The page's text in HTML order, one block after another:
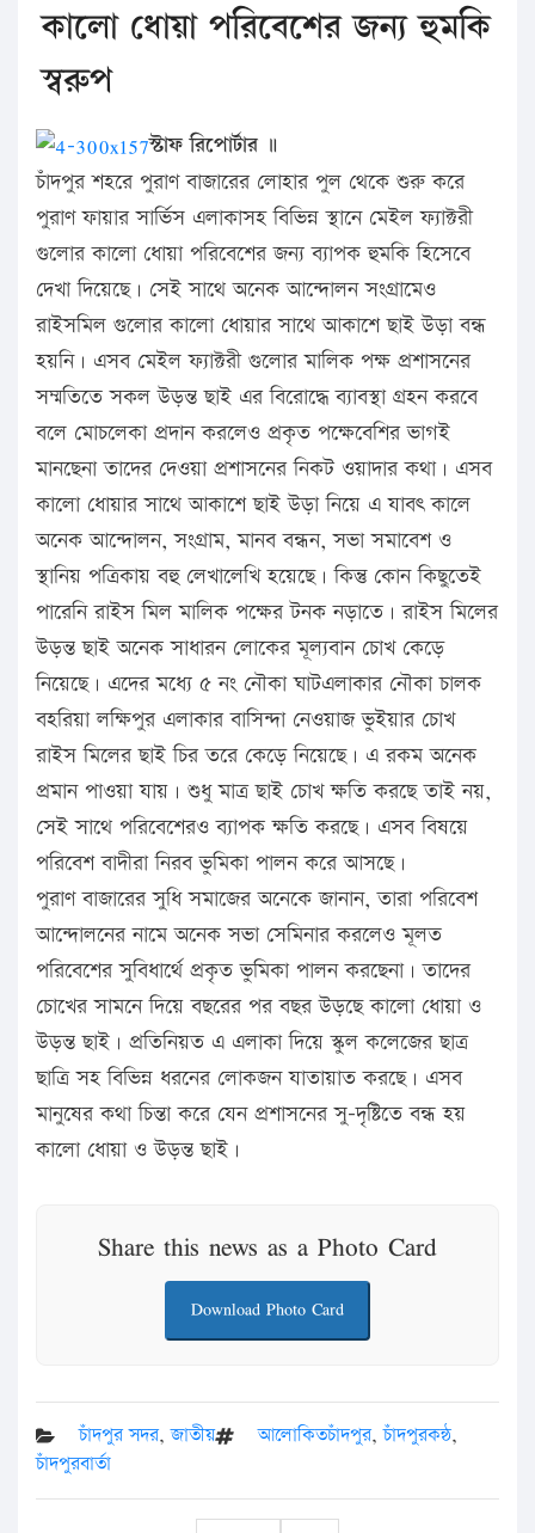
কালো ধোয়া পরিবেশের জন্য হুমকি
স্বরুপ
স্টাফ রিপোর্টার ॥
চাঁদপুর শহরে পুরাণ বাজারের লোহার পুল থেকে শুরু করে
পুরাণ ফায়ার সার্ভিস এলাকাসহ বিভিন্ন স্থানে মেইল ফ্যাক্টরী
গুলোর কালো ধোয়া পরিবেশের জন্য ব্যাপক হুমকি হিসেবে
দেখা দিয়েছে। সেই সাথে অনেক আন্দোলন সংগ্রামেও
রাইসমিল গুলোর কালো ধোয়ার সাথে আকাশে ছাই উড়া বন্ধ
হয়নি। এসব মেইল ফ্যাক্টরী গুলোর মালিক পক্ষ প্রশাসনের
সম্মতিতে সকল উড়ন্ত ছাই এর বিরোদ্ধে ব্যাবস্থা গ্রহন করবে
বলে মোচলেকা প্রদান করলেও প্রকৃত পক্ষেবেশির ভাগই
মানছেনা তাদের দেওয়া প্রশাসনের নিকট ওয়াদার কথা। এসব
কালো ধোয়ার সাথে আকাশে ছাই উড়া নিয়ে এ যাবৎ কালে
অনেক আন্দোলন, সংগ্রাম, মানব বন্ধন, সভা সমাবেশ ও
স্থানিয় পত্রিকায় বহু লেখালেখি হয়েছে। কিন্তু কোন কিছুতেই
পারেনি রাইস মিল মালিক পক্ষের টনক নড়াতে। রাইস মিলের
উড়ন্ত ছাই অনেক সাধারন লোকের মূল্যবান চোখ কেড়ে
নিয়েছে। এদের মধ্যে ৫ নং নৌকা ঘাটএলাকার নৌকা চালক
বহরিয়া লক্ষিপুর এলাকার বাসিন্দা নেওয়াজ ভুইয়ার চোখ
রাইস মিলের ছাই চির তরে কেড়ে নিয়েছে। এ রকম অনেক
প্রমান পাওয়া যায়। শুধু মাত্র ছাই চোখ ক্ষতি করছে তাই নয়,
সেই সাথে পরিবেশেরও ব্যাপক ক্ষতি করছে। এসব বিষয়ে
পরিবেশ বাদীরা নিরব ভুমিকা পালন করে আসছে।
পুরাণ বাজারের সুধি সমাজের অনেকে জানান, তারা পরিবেশ
আন্দোলনের নামে অনেক সভা সেমিনার করলেও মূলত
পরিবেশের সুবিধার্থে প্রকৃত ভুমিকা পালন করছেনা। তাদের
চোখের সামনে দিয়ে বছরের পর বছর উড়ছে কালো ধোয়া ও
উড়ন্ত ছাই। প্রতিনিয়ত এ এলাকা দিয়ে স্কুল কলেজের ছাত্র
ছাত্রি সহ বিভিন্ন ধরনের লোকজন যাতায়াত করছে। এসব
মানুষের কথা চিন্তা করে যেন প্রশাসনের সু-দৃষ্টিতে বন্ধ হয়
কালো ধোয়া ও উড়ন্ত ছাই।
Share this news as a Photo Card
Download Photo Card
চাঁদপুর সদর,জাতীয় আলোকিতচাঁদপুর,চাঁদপুরকন্ঠ,
চাঁদপুরবার্তা